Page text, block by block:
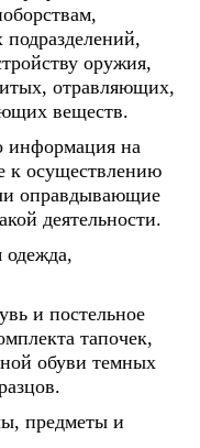
оружия,
отравляющих,
веществ.
информация на
к осуществлению
оправдывающие
деятельности.
одежда,
и постельное
тапочек,
обуви темных
предметы и